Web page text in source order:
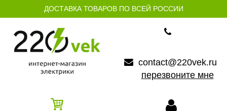
ДОСТАВКА ТОВАРОВ ПО ВСЕЙ РОССИИ
contact@220vek.ru
перезвоните мне